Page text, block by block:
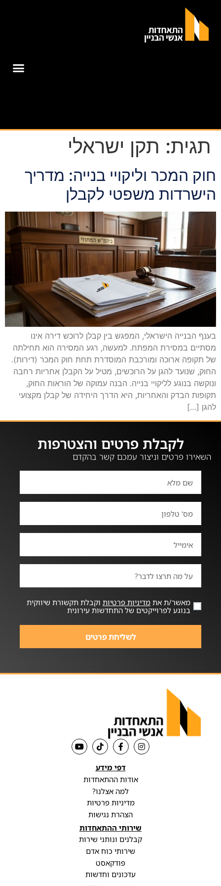
תגית: תקן ישראלי
חוק המכר וליקויי בנייה: מדריך
הישרדות משפטי לקבלן
בענף הבנייה הישראלי, המפגש בין קבלן לרוכש דירה אינו
מסתיים במסירת המפתח. למעשה, רגע המסירה הוא תחילתה
של תקופה ארוכה ומורכבת המוסדרת תחת חוק המכר (דירות).
החוק, שנועד להגן על הרוכשים, מטיל על הקבלן אחריות רחבה
ונוקשה בנוגע לליקויי בנייה. הבנה עמוקה של הוראות החוק,
תקופות הבדק והאחריות, היא הדרך היחידה של קבלן מקצועי
להגן […]
לקבלת פרטים והצטרפות
השאירו פרטים וניצור עמכם קשר בהקדם
מאשר/ת את מדיניות פרטיות וקבלת תקשורת שיווקית
בנוגע לפרוייקטים של התחדשות עירונית
לשליחת פרטים
דפי מידע
אודות ההתאחדות
למה אצלנו?
מדיניות פרטיות
הצהרת נגישות
שירותי ההתאחדות
קבלנים ונותני שירות
שירותי כוח אדם
פודקאסט
עדכונים וחדשות